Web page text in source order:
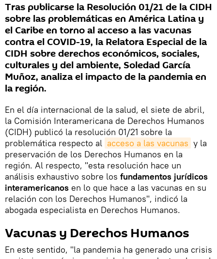
Tras publicarse la Resolución 01/21 de la CIDH
sobre las problemáticas en América Latina y
el Caribe en torno al acceso a las vacunas
contra el COVID-19, la Relatora Especial de la
CIDH sobre derechos económicos, sociales,
culturales y del ambiente, Soledad García
Muñoz, analiza el impacto de la pandemia en
la región.
En el día internacional de la salud, el siete de abril,
la Comisión Interamericana de Derechos Humanos
(CIDH) publicó la resolución 01/21 sobre la
problemática respecto al acceso a las vacunas y la
preservación de los Derechos Humanos en la
región. Al respecto, "esta resolución hace un
análisis exhaustivo sobre los fundamentos jurídicos
interamericanos en lo que hace a las vacunas en su
relación con los Derechos Humanos", indicó la
abogada especialista en Derechos Humanos.
Vacunas y Derechos Humanos
En este sentido, "la pandemia ha generado una crisis